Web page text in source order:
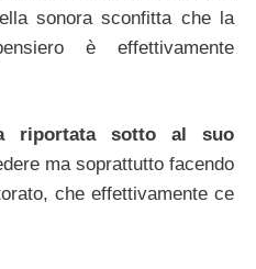
sonora sconfitta che la
è effettivamente
riportata sotto al suo
ma soprattutto facendo
che effettivamente ce